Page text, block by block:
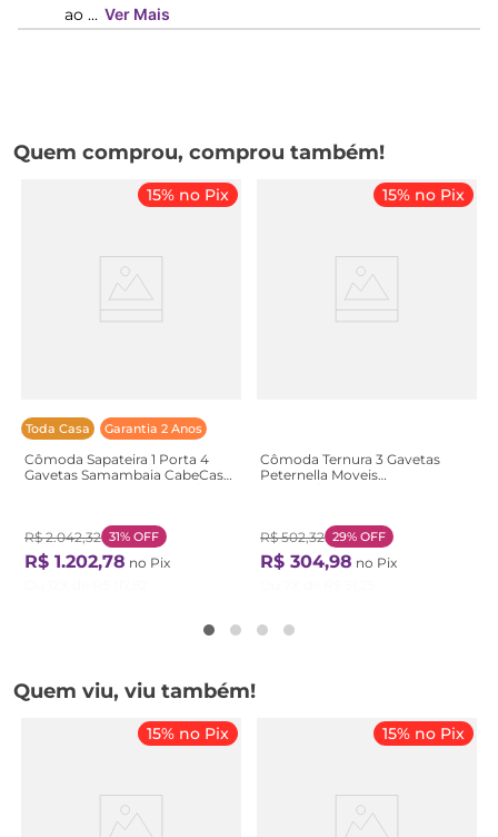
ao ... Ver Mais
Quem comprou, comprou também!
Toda Casa Garantia 2 Anos
15% no Pix
Cômoda Sapateira 1 Porta 4
Gavetas Samambaia CabeCasa
R$ 2.042,32 31% OFF
R$ 1.202,78 no Pix
15% no Pix
Cômoda Ternura 3 Gavetas
Peternella Moveis
R$ 502,32 29% OFF
R$ 304,98 no Pix
Quem viu, viu também!
15% no Pix 15% no Pix